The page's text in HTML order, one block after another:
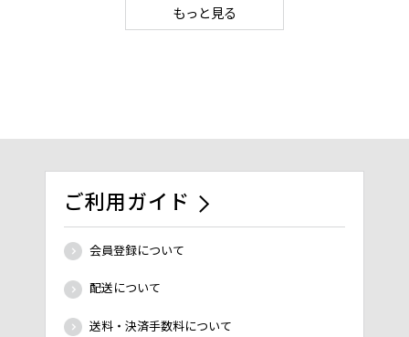
もっと見る
ご利用ガイド
会員登録について
配送について
送料・決済手数料について